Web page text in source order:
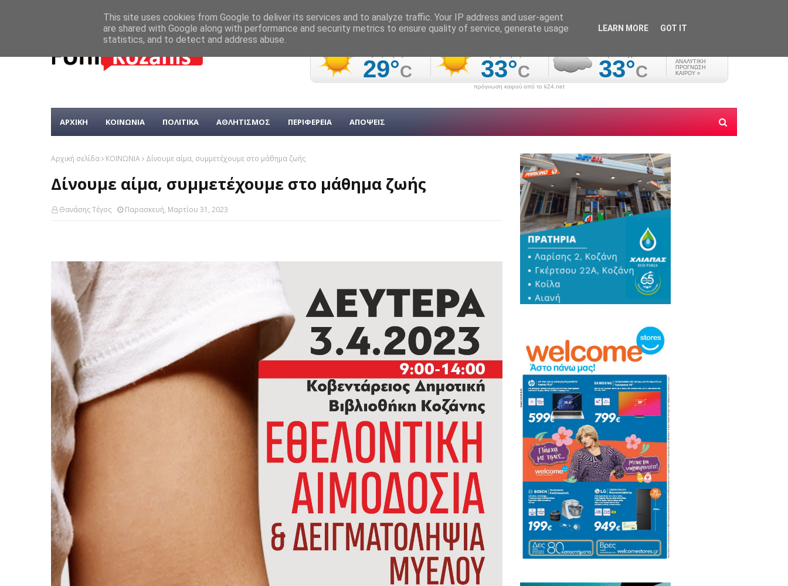
πρόγνωση καιρού από το k24.net
ΑΡΧΙΚΗ ΚΟΙΝΩΝΙΑ ΠΟΛΙΤΙΚΑ ΑΘΛΗΤΙΣΜΟΣ ΠΕΡΙΦΕΡΕΙΑ ΑΠΟΨΕΙΣ
Αρχική σελίδα ΚΟΙΝΩΝΙΑ Δίνουμε αίμα, συμμετέχουμε στο μάθημα ζωής
Δίνουμε αίμα, συμμετέχουμε στο μάθημα ζωής
Θανάσης Τέγος Παρασκευή, Μαρτίου 31, 2023
This site uses cookies from Google to deliver its services and to analyze traffic. Your IP address and user-agent
are shared with Google along with performance and security metrics to ensure quality of service, generate usage
statistics, and to detect and address abuse.
LEARN MORE GOT IT